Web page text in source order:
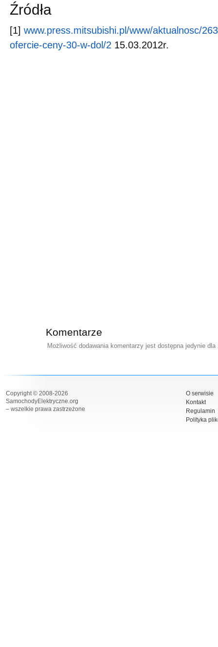
Źródła
[1] www.press.mitsubishi.pl/www/aktualnosc/
ofercie-ceny-30-w-dol/2 15.03.2012r.
Komentarze
Możliwość dodawania komentarzy jest dostępna jedynie
Copyright © 2008-2026
SamochodyElektryczne.org
– wszelkie prawa zastrzeżone
O serwisie
Kontakt
Regulamin
Polityka